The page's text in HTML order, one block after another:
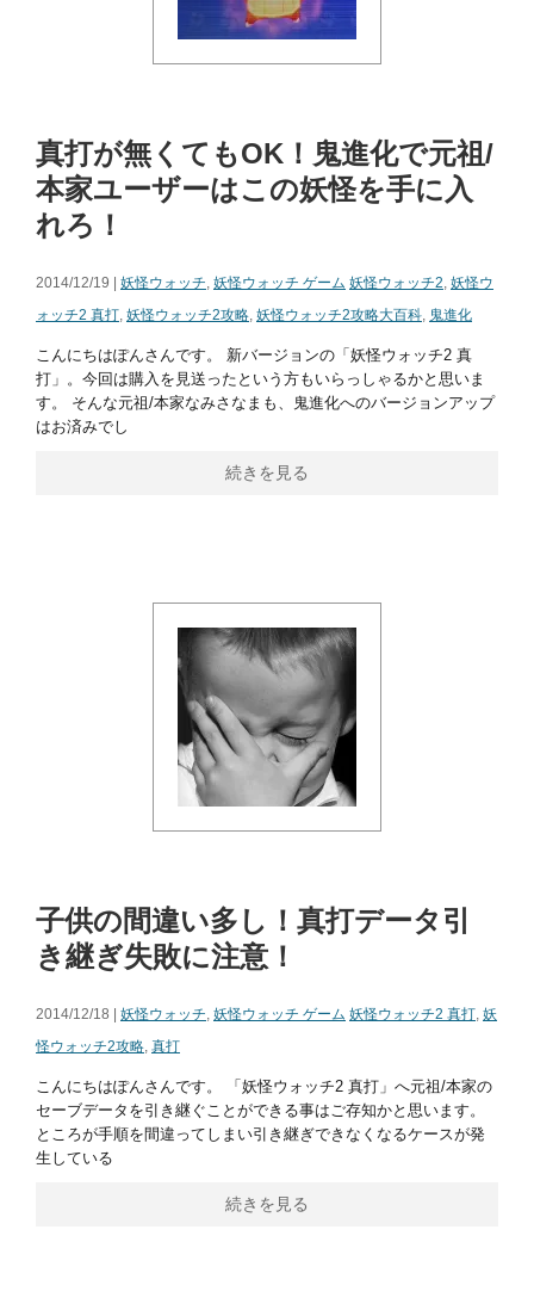
真打が無くてもOK！鬼進化で元祖/
本家ユーザーはこの妖怪を手に入
れろ！
2014/12/19 | 妖怪ウォッチ, 妖怪ウォッチ ゲーム 妖怪ウォッチ2, 妖怪ウ
ォッチ2 真打, 妖怪ウォッチ2攻略, 妖怪ウォッチ2攻略大百科, 鬼進化
こんにちはぽんさんです。 新バージョンの「妖怪ウォッチ2 真
打」。今回は購入を見送ったという方もいらっしゃるかと思いま
す。 そんな元祖/本家なみさなまも、鬼進化へのバージョンアップ
はお済みでし
続きを見る
子供の間違い多し！真打データ引
き継ぎ失敗に注意！
2014/12/18 | 妖怪ウォッチ, 妖怪ウォッチ ゲーム 妖怪ウォッチ2 真打, 妖
怪ウォッチ2攻略, 真打
こんにちはぽんさんです。 「妖怪ウォッチ2 真打」へ元祖/本家の
セーブデータを引き継ぐことができる事はご存知かと思います。
ところが手順を間違ってしまい引き継ぎできなくなるケースが発
生している
続きを見る